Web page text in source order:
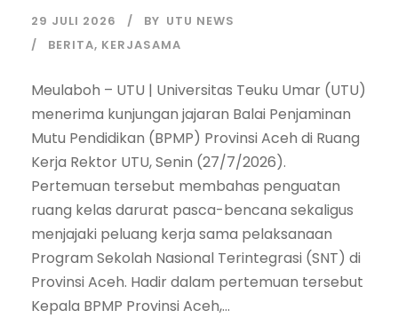
29 JULI 2026 BY UTU NEWS
BERITA, KERJASAMA
Meulaboh – UTU | Universitas Teuku Umar (UTU)
menerima kunjungan jajaran Balai Penjaminan
Mutu Pendidikan (BPMP) Provinsi Aceh di Ruang
Kerja Rektor UTU, Senin (27/7/2026).
Pertemuan tersebut membahas penguatan
ruang kelas darurat pasca-bencana sekaligus
menjajaki peluang kerja sama pelaksanaan
Program Sekolah Nasional Terintegrasi (SNT) di
Provinsi Aceh. Hadir dalam pertemuan tersebut
Kepala BPMP Provinsi Aceh,...